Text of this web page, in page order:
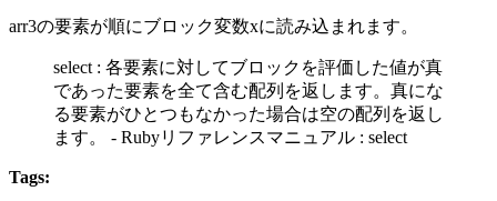
arr3の要素が順にブロック変数xに読み込まれます。
select : 各要素に対してブロックを評価した値が真
であった要素を全て含む配列を返します。真にな
る要素がひとつもなかった場合は空の配列を返し
ます。 - Rubyリファレンスマニュアル : select
Tags: